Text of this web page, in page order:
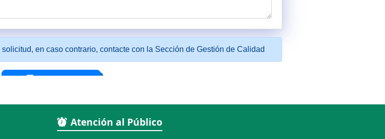
Atención al Público